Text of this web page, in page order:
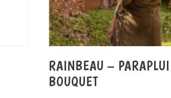
RAINBEAU –
BOUQUET